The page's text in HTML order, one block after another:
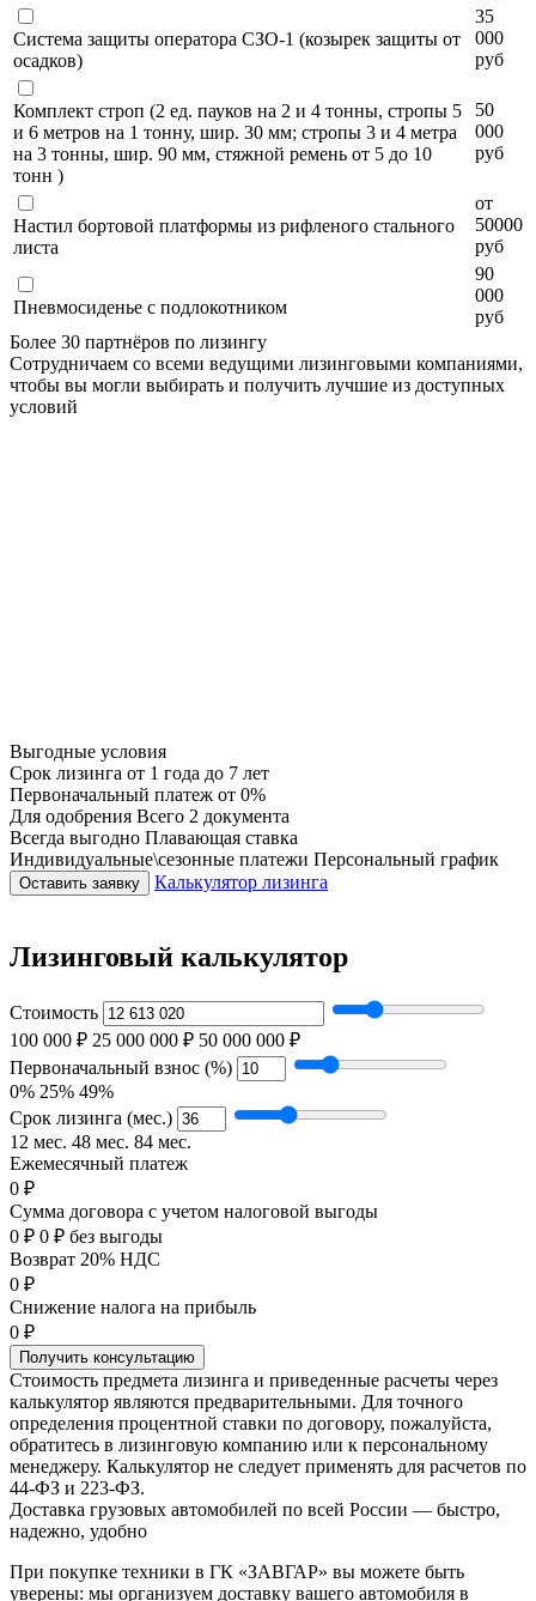
Система защиты оператора СЗО-1 (козырек защиты от
осадков)
35
000
руб
Комплект строп (2 ед. пауков на 2 и 4 тонны, стропы 5
и 6 метров на 1 тонну, шир. 30 мм; стропы 3 и 4 метра
на 3 тонны, шир. 90 мм, стяжной ремень от 5 до 10
тонн )
50
000
руб
Настил бортовой платформы из рифленого стального
листа
от
50000
руб
Пневмосиденье с подлокотником
90
000
руб
Более 30 партнёров по лизингу
Сотрудничаем со всеми ведущими лизинговыми компаниями,
чтобы вы могли выбирать и получить лучшие из доступных
условий
Выгодные условия
Срок лизинга от 1 года до 7 лет
Первоначальный платеж от 0%
Для одобрения Всего 2 документа
Всегда выгодно Плавающая ставка
Индивидуальные\сезонные платежи Персональный график
Оставить заявку Калькулятор лизинга
Лизинговый калькулятор
Стоимость
100 000 ₽ 25 000 000 ₽ 50 000 000 ₽
Первоначальный взнос (%)
0% 25% 49%
Срок лизинга (мес.)
12 мес. 48 мес. 84 мес.
Ежемесячный платеж
0 ₽
Сумма договора с учетом налоговой выгоды
0 ₽ 0 ₽ без выгоды
Возврат 20% НДС
0 ₽
Снижение налога на прибыль
0 ₽
Получить консультацию
Стоимость предмета лизинга и приведенные расчеты через
калькулятор являются предварительными. Для точного
определения процентной ставки по договору, пожалуйста,
обратитесь в лизинговую компанию или к персональному
менеджеру. Калькулятор не следует применять для расчетов по
44-ФЗ и 223-ФЗ.
Доставка грузовых автомобилей по всей России — быстро,
надежно, удобно
При покупке техники в ГК «ЗАВГАР» вы можете быть
уверены: мы организуем доставку вашего автомобиля в